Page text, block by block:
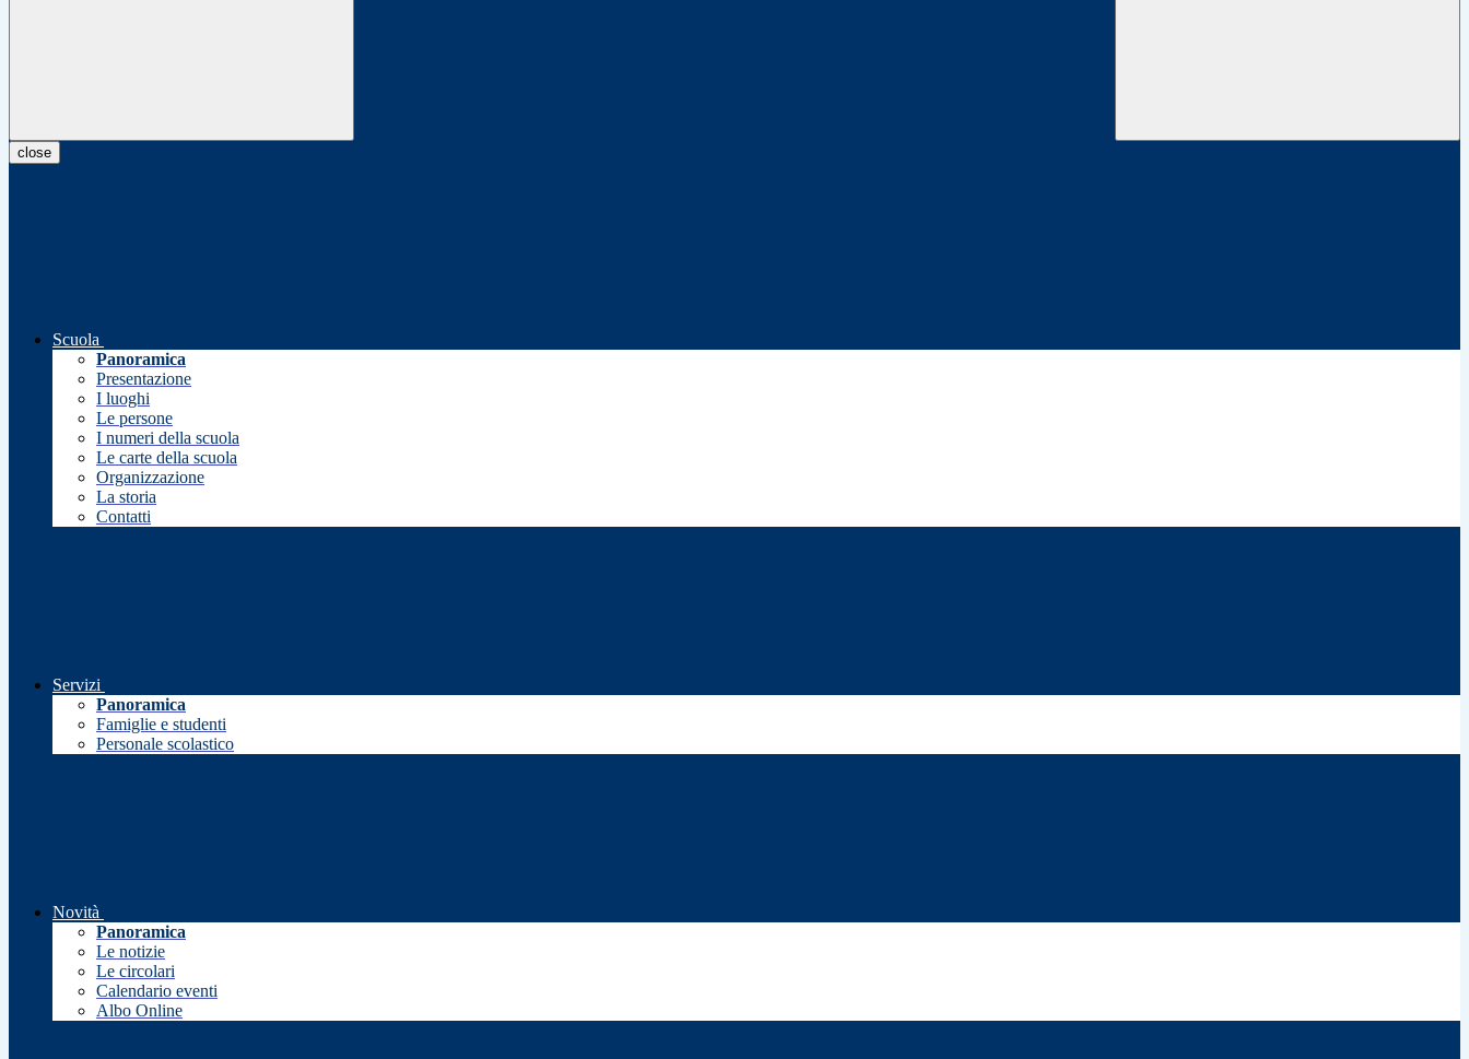
close
Scuola
Panoramica
Presentazione
I luoghi
Le persone
I numeri della scuola
Le carte della scuola
Organizzazione
La storia
Contatti
Servizi
Panoramica
Famiglie e studenti
Personale scolastico
Novità
Panoramica
Le notizie
Le circolari
Calendario eventi
Albo Online